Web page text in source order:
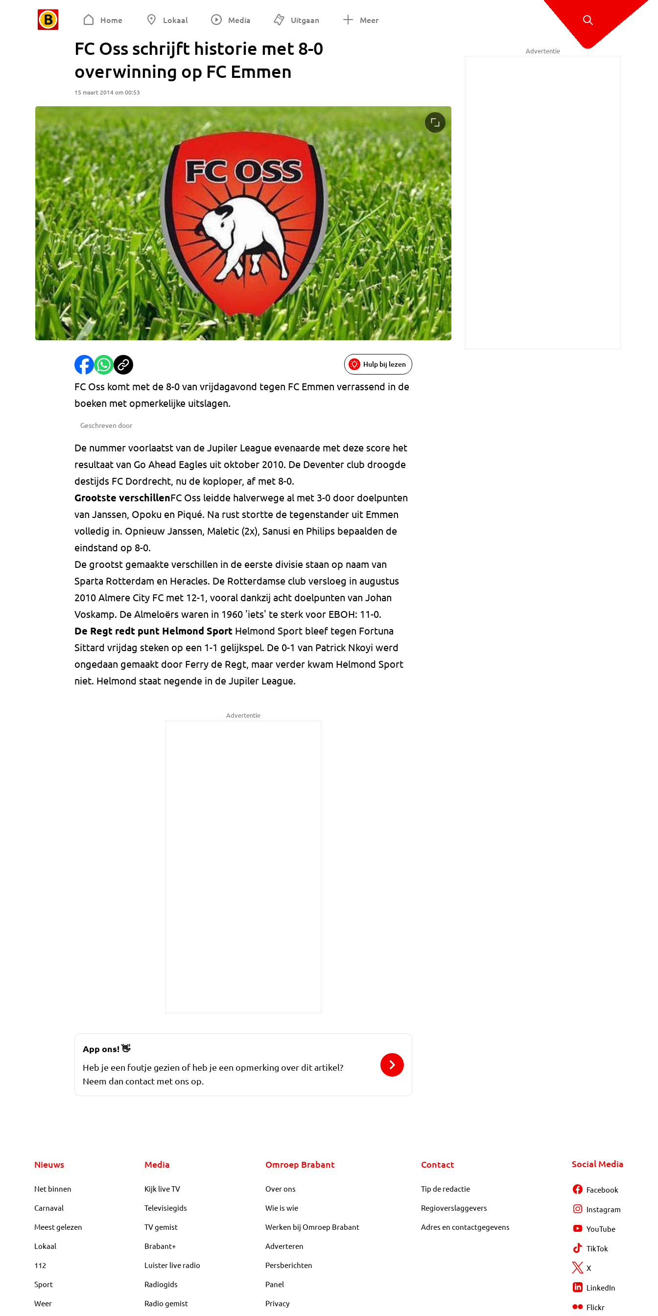
Home Lokaal Media Uitgaan Meer
FC Oss schrijft historie met 8-0
overwinning op FC Emmen
15 maart 2014 om 00:53
Hulp bij lezen
FC Oss komt met de 8-0 van vrijdagavond tegen FC Emmen verrassend in de
boeken met opmerkelijke uitslagen.
Geschreven door
De nummer voorlaatst van de Jupiler League evenaarde met deze score het
resultaat van Go Ahead Eagles uit oktober 2010. De Deventer club droogde
destijds FC Dordrecht, nu de koploper, af met 8-0.
Grootste verschillenFC Oss leidde halverwege al met 3-0 door doelpunten
van Janssen, Opoku en Piqué. Na rust stortte de tegenstander uit Emmen
volledig in. Opnieuw Janssen, Maletic (2x), Sanusi en Philips bepaalden de
eindstand op 8-0.
De grootst gemaakte verschillen in de eerste divisie staan op naam van
Sparta Rotterdam en Heracles. De Rotterdamse club versloeg in augustus
2010 Almere City FC met 12-1, vooral dankzij acht doelpunten van Johan
Voskamp. De Almeloërs waren in 1960 'iets' te sterk voor EBOH: 11-0.
De Regt redt punt Helmond Sport Helmond Sport bleef tegen Fortuna
Sittard vrijdag steken op een 1-1 gelijkspel. De 0-1 van Patrick Nkoyi werd
ongedaan gemaakt door Ferry de Regt, maar verder kwam Helmond Sport
niet. Helmond staat negende in de Jupiler League.
Advertentie
Advertentie
App ons!👋
Heb je een foutje gezien of heb je een opmerking over dit artikel?
Neem dan contact met ons op.
Nieuws
Net binnen
Carnaval
Meest gelezen
Lokaal
112
Sport
Weer
Media
Kijk live TV
Televisiegids
TV gemist
Brabant+
Luister live radio
Radiogids
Radio gemist
Omroep Brabant
Over ons
Wie is wie
Werken bij Omroep Brabant
Adverteren
Persberichten
Panel
Privacy
Contact
Tip de redactie
Regioverslaggevers
Adres en contactgegevens
Social Media
Facebook
Instagram
YouTube
TikTok
X
LinkedIn
Flickr